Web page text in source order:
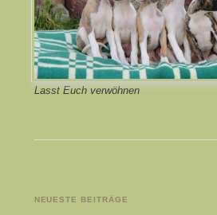
Lasst Euch verwöhnen
NEUESTE BEITRÄGE